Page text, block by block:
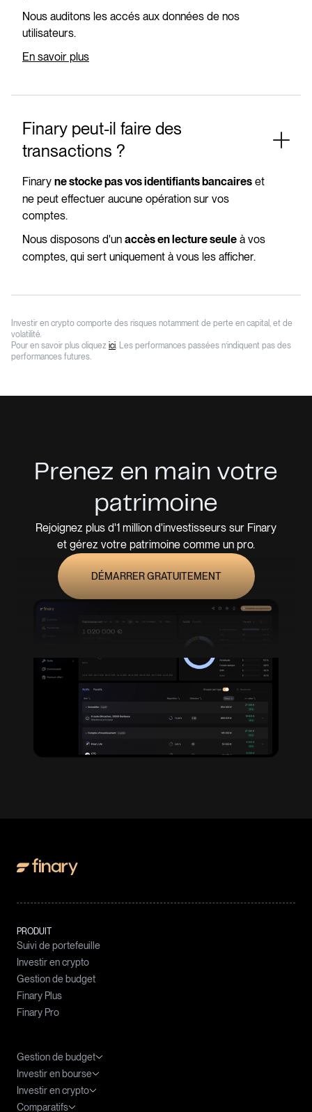
Nous auditons les accés aux données de nos
utilisateurs.
En savoir plus
Finary peut-il faire des
transactions ?
Finary ne stocke pas vos identifiants bancaires et
ne peut effectuer aucune opération sur vos
comptes.
Nous disposons d'un accès en lecture seule à vos
comptes, qui sert uniquement à vous les afficher.
Investir en crypto comporte des risques notamment de perte en capital, et de
volatilité.
Pour en savoir plus cliquez ici. Les performances passées n’indiquent pas des
performances futures.
Prenez en main votre
patrimoine
Rejoignez plus d'1 million d'investisseurs sur Finary
et gérez votre patrimoine comme un pro.
DÉMARRER GRATUITEMENT
PRODUIT
Suivi de portefeuille
Investir en crypto
Gestion de budget
Finary Plus
Finary Pro
Gestion de budget
Agrégateur de compte
Investir en bourse
ETF : le guide complet
Investir en crypto
Comparatifs